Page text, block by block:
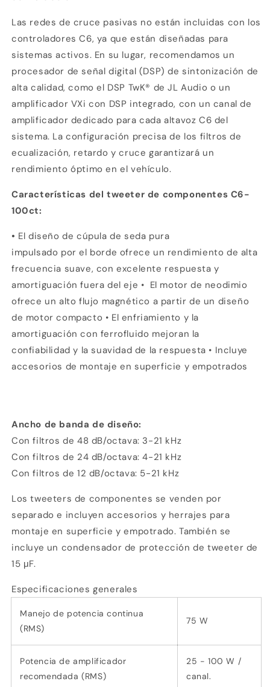
Las redes de cruce pasivas no están incluidas con los
controladores C6, ya que están diseñadas para
sistemas activos. En su lugar, recomendamos un
procesador de señal digital (DSP) de sintonización de
alta calidad, como el DSP TwK® de JL Audio o un
amplificador VXi con DSP integrado, con un canal de
amplificador dedicado para cada altavoz C6 del
sistema. La configuración precisa de los filtros de
ecualización, retardo y cruce garantizará un
rendimiento óptimo en el vehículo.
Características del tweeter de componentes C6-
100ct:
• El diseño de cúpula de seda pura
impulsado por el borde ofrece un rendimiento de alta
frecuencia suave, con excelente respuesta y
amortiguación fuera del eje • El motor de neodimio
ofrece un alto flujo magnético a partir de un diseño
de motor compacto • El enfriamiento y la
amortiguación con ferrofluido mejoran la
confiabilidad y la suavidad de la respuesta • Incluye
accesorios de montaje en superficie y empotrados
Ancho de banda de diseño:
Con filtros de 48 dB/octava: 3-21 kHz
Con filtros de 24 dB/octava: 4-21 kHz
Con filtros de 12 dB/octava: 5-21 kHz
Los tweeters de componentes se venden por
separado e incluyen accesorios y herrajes para
montaje en superficie y empotrado. También se
incluye un condensador de protección de tweeter de
15 μF.
Especificaciones generales
Manejo de potencia continua
(RMS)
75 W
Potencia de amplificador
recomendada (RMS)
25 - 100 W /
canal.
Compra ahora y paga a meses
sin tarjeta de crédito
Agrega tu producto al carrito yelige
pagar con Meses sin Tarjeta.
2 En tu cuenta de Mercado Pago, elige
la cantidad de meses y confirma.
3 Paga mes a mescon saldo disponible,
débito u otros medios.